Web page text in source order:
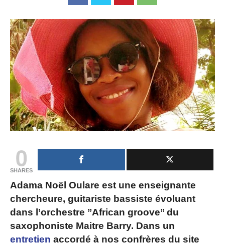
0
SHARES
Adama Noël Oulare est une enseignante
chercheure, guitariste bassiste évoluant
dans l’orchestre ’’African groove’’ du
saxophoniste Maitre Barry. Dans un
entretien accordé à nos confrères du site